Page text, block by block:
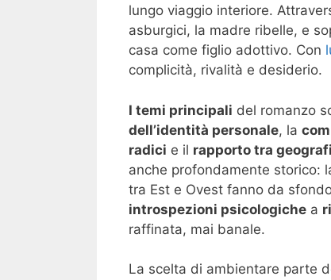
lungo viaggio interiore.
asburgici, la madre ribelle, e
casa come figlio adottivo. Con
complicità, rivalità e desiderio.
I temi principali del romanzo
dell’identità personale, la
radici e il rapporto tra
anche profondamente storico:
tra Est e Ovest fanno da
introspezioni psicologiche a
raffinata, mai banale.
La scelta di ambientare parte